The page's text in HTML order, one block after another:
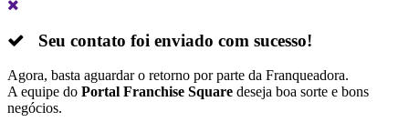
Seu contato foi enviado com sucesso!
Agora, basta aguardar o retorno por parte da Franqueadora.
A equipe do Portal Franchise Square deseja boa sorte e bons
negócios.